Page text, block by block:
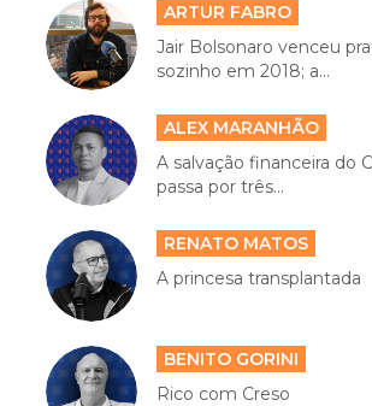
ARTUR FABRO
Jair Bolsonaro venceu
sozinho em 2018; a...
ALEX MARANHÃO
A salvação financeira do
passa por três...
RENATO MATOS
A princesa transplantada
BENITO GORINI
Rico com Creso